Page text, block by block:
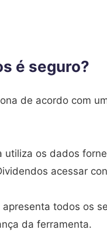
é seguro?
de acordo com
utiliza os dados
acessar
todos os
da ferramenta.